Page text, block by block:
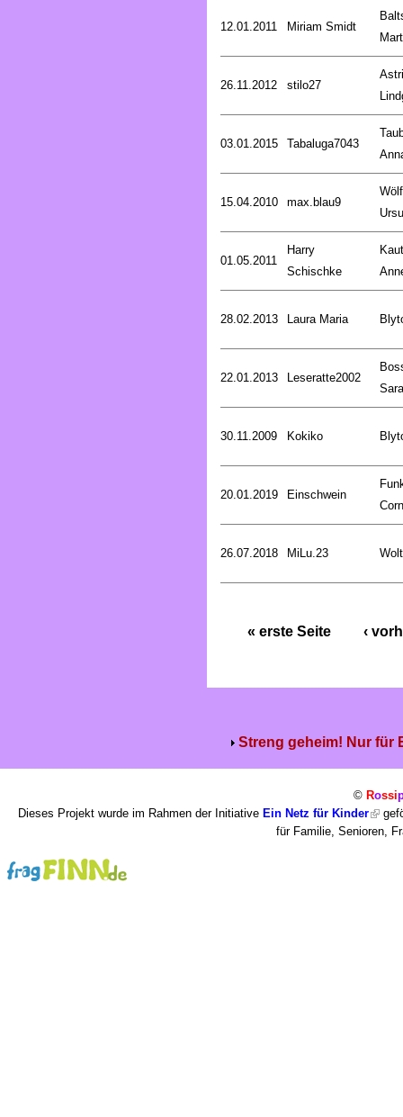
12.01.2011 Miriam Smidt
26.11.2012 stilo27
03.01.2015 Tabaluga7043
15.04.2010 max.blau9
01.05.2011
Harry
Schischke
28.02.2013 Laura Maria
22.01.2013 Leseratte2002
30.11.2009 Kokiko
20.01.2019 Einschwein
26.07.2018 MiLu.23
« erste Seite ‹
Streng geheim! Nur für
© Rossi
Dieses Projekt wurde im Rahmen der Initiative Ein Netz für Kinder
für Familie, Senioren,